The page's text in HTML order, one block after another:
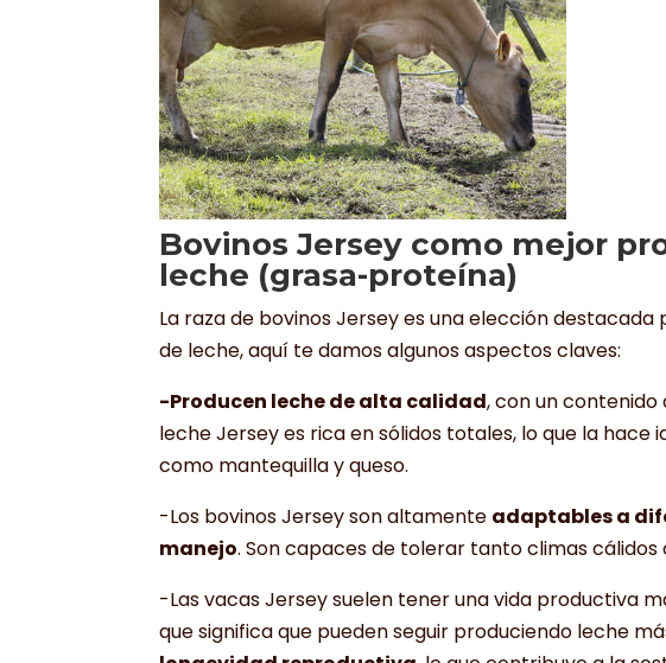
Bovinos Jersey como mejor
leche (grasa-proteína)
La raza de bovinos Jersey es una elección
de leche, aquí te damos algunos aspectos claves:
-Producen leche de alta calidad, con un
leche Jersey es rica en sólidos totales, lo que la
como mantequilla y queso.
-Los bovinos Jersey son altamente adaptables a
manejo. Son capaces de tolerar tanto climas cálidos
-Las vacas Jersey suelen tener una vida productiva
que significa que pueden seguir produciendo leche